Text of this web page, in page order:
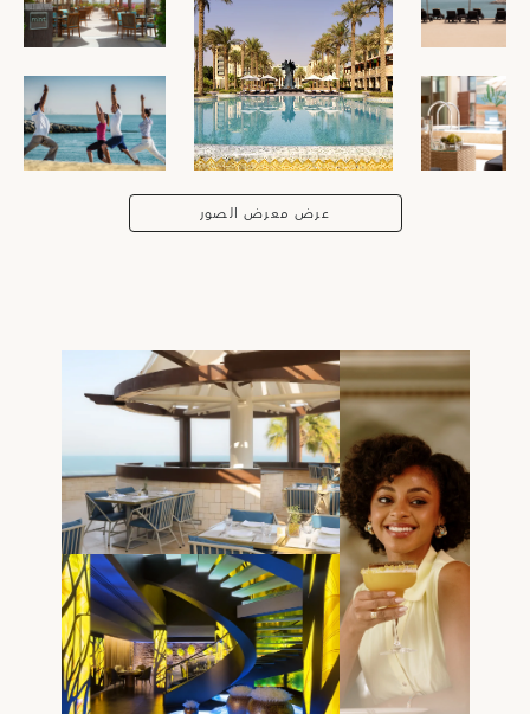
عرض معرض الصور